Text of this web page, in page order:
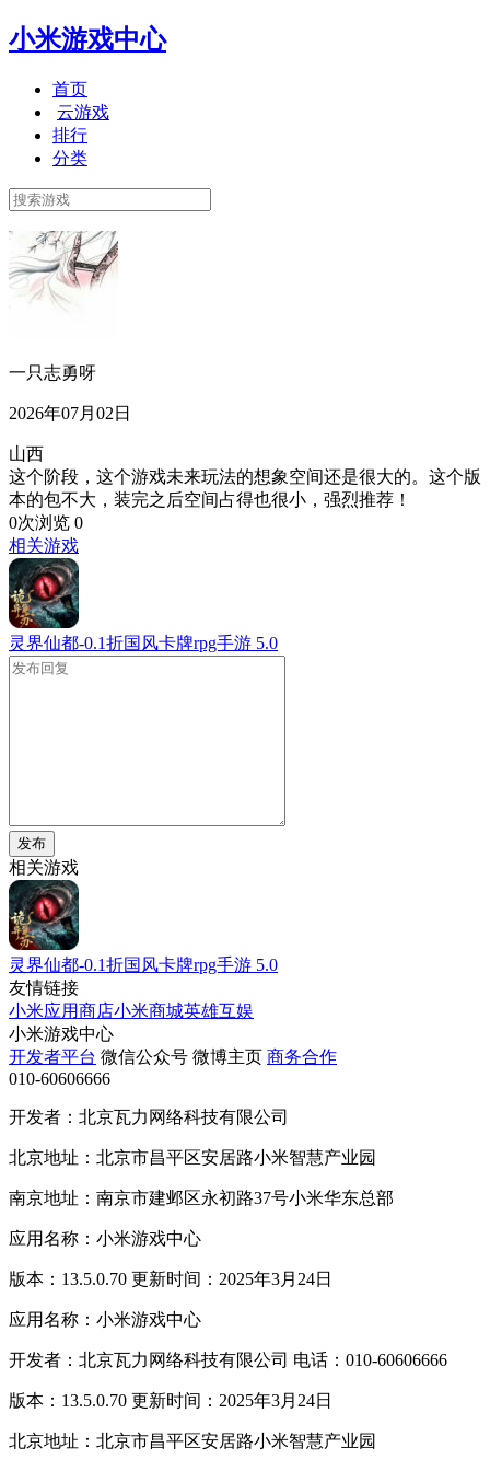
小米游戏中心
首页
云游戏
排行
分类
一只志勇呀
2026年07月02日
山西
这个阶段，这个游戏未来玩法的想象空间还是很大的。这个版
本的包不大，装完之后空间占得也很小，强烈推荐！
0次浏览 0
相关游戏
灵界仙都-0.1折国风卡牌rpg手游 5.0
发布
相关游戏
灵界仙都-0.1折国风卡牌rpg手游 5.0
友情链接
小米应用商店小米商城英雄互娱
小米游戏中心
开发者平台 微信公众号 微博主页 商务合作
010-60606666
开发者：北京瓦力网络科技有限公司
北京地址：北京市昌平区安居路小米智慧产业园
南京地址：南京市建邺区永初路37号小米华东总部
应用名称：小米游戏中心
版本：13.5.0.70 更新时间：2025年3月24日
应用名称：小米游戏中心
开发者：北京瓦力网络科技有限公司 电话：010-60606666
版本：13.5.0.70 更新时间：2025年3月24日
北京地址：北京市昌平区安居路小米智慧产业园